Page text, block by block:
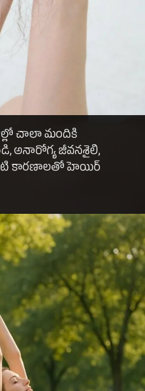
చాలా మందికి
అనారోగ్య జీవనశైలి,
కారణాలతో హెయిర్